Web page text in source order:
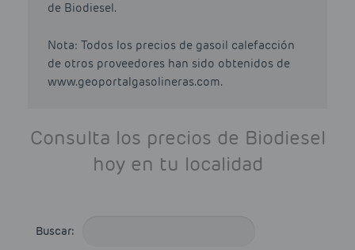
de Biodiesel.
Nota: Todos los precios de gasoil calefacción
de otros proveedores han sido obtenidos de
www.geoportalgasolineras.com.
Consulta los precios de Biodiesel
hoy en tu localidad
Buscar: